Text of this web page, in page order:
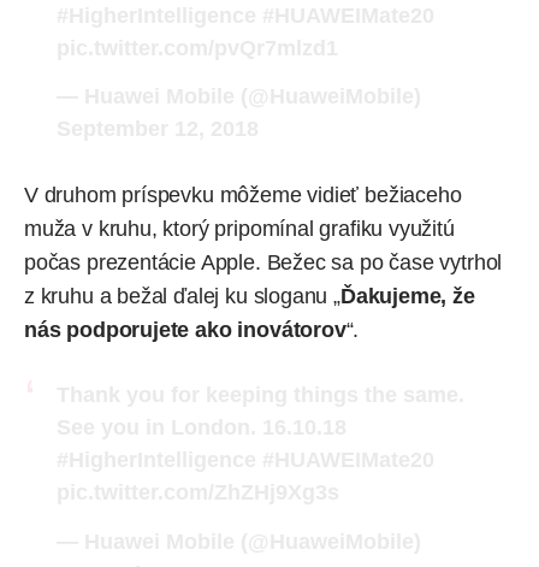
V druhom príspevku môžeme vidieť bežiaceho
muža v kruhu, ktorý pripomínal grafiku využitú
počas prezentácie Apple. Bežec sa po čase vytrhol
z kruhu a bežal ďalej ku sloganu „Ďakujeme, že
nás podporujete ako inovátorov“.